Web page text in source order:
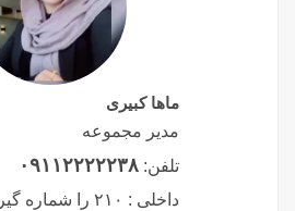
ماها کبیری
مدیر مجموعه
تلفن: ۰۹۱۱۲۲۲۲۲۳۸
داخلی : ۲۱۰ را شماره گیری فرمائید